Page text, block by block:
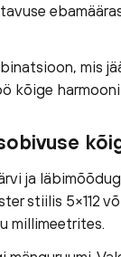
mis
kõige
ja
stiilis 5×112
millimeetrites.